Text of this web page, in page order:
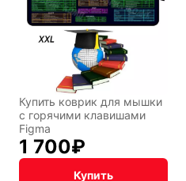
Купить коврик для мышки
с горячими клавишами
Figma
1 700₽
Купить
стиль
INariArt
По мотивам